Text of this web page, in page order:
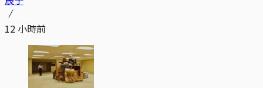
12 小時前